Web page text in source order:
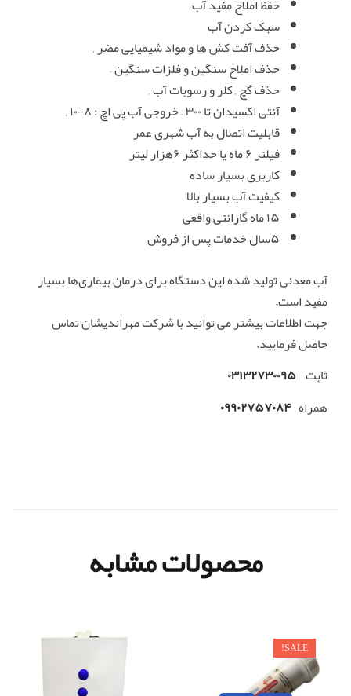
حفظ املاح مفید آب
سبک کردن آب
حذف آفت کش ها و مواد شیمیایی مضر ,
حذف املاح سنگین و فلزات سنگین –
حذف گچ , کلر و رسوبات آب ,
آنتی اکسیدان تا ۳۰۰ – خروجی آب پی اچ : ۸-۱۰ ,
قابلیت اتصال به آب شهری عمر
فیلتر ۶ ماه یا حداکثر ۶هزار لیتر
کاربری بسیار ساده
کیفیت آب بسیار بالا
۱۵ ماه گارانتی واقعی
۵سال خدمات پس از فروش
آب معدنی تولید شده این دستگاه برای درمان بیماری‌ها بسیار
مفید است.
جهت اطلاعات بیشتر می توانید با شرکت مهراندیشان تماس
حاصل فرمایید.
ثابت ۰۳۱۳۲۷۳۰۰۹۵
همراه ۰۹۹۰۲۷۵۷۰۸۴
محصولات مشابه
SALE!